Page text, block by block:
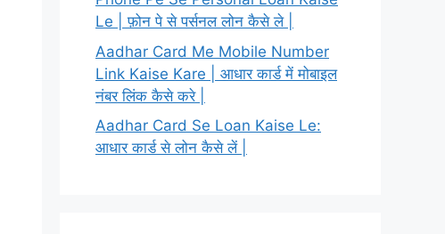
Le | फ़ोन पे से पर्सनल लोन कैसे ले |
Aadhar Card Me Mobile Number
Link Kaise Kare | आधार कार्ड में मोबाइल
नंबर लिंक कैसे करे |
Aadhar Card Se Loan Kaise Le:
आधार कार्ड से लोन कैसे लें |